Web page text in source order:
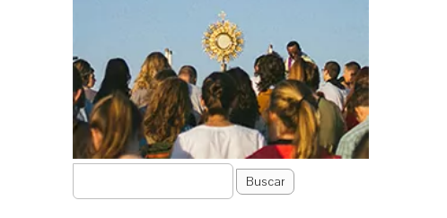
Buscar